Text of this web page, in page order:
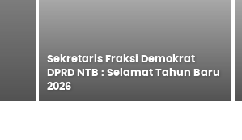
Sekretaris Fraksi Demokrat
DPRD NTB : Selamat Tahun Baru
2026